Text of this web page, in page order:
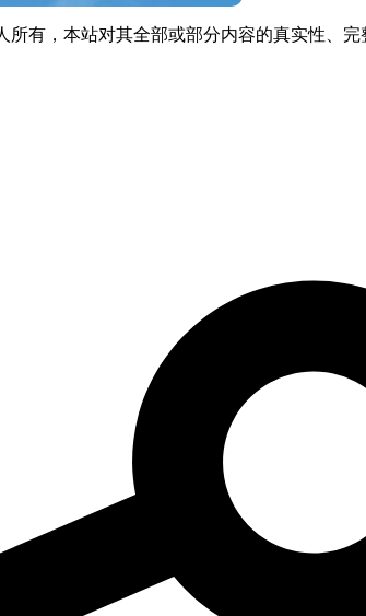
有，本站对其全部或部分内容的真实性、完